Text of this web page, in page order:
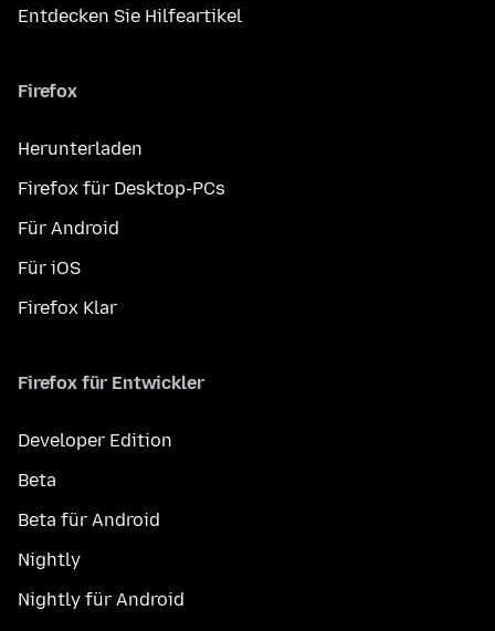
Entdecken Sie Hilfeartikel
Firefox
Herunterladen
Firefox für Desktop-PCs
Für Android
Für iOS
Firefox Klar
Firefox für Entwickler
Developer Edition
Beta
Beta für Android
Nightly
Nightly für Android